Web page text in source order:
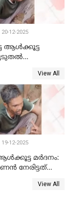
12-2025
ആള്‍ക്കൂട്ട
വിവരം
View All
12-2025
മർദനം:
നേരിട്ടത്
View All